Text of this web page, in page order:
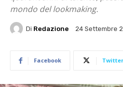
mondo del lookmaking.
Di Redazione 24 Settembre
Facebook Twitter